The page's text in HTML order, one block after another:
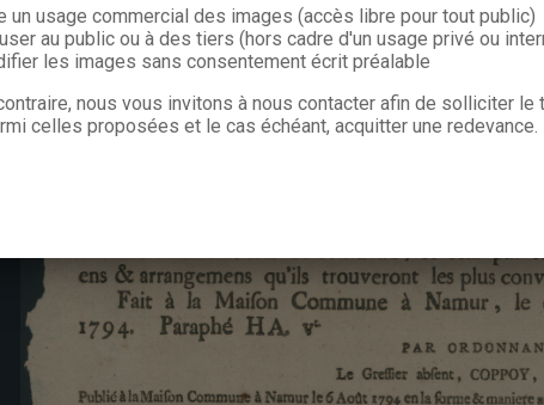
un usage commercial des images (accès libre pour tout public)
au public ou à des tiers (hors cadre d'un usage privé ou
les images sans consentement écrit préalable
nous vous invitons à nous contacter afin de solliciter le
celles proposées et le cas échéant, acquitter une redevance.